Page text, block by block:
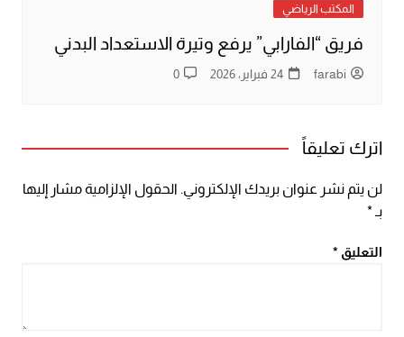
المكتب الرياضي
فريق “الفارابي” يرفع وتيرة الاستعداد البدني
farabi 24 فبراير، 2026 0
اترك تعليقاً
لن يتم نشر عنوان بريدك الإلكتروني. الحقول الإلزامية مشار إليها
بـ*
التعليق *